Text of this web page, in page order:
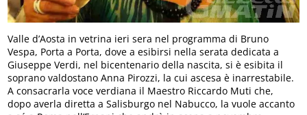
Valle d’Aosta in vetrina ieri sera nel programma di Bruno
Vespa, Porta a Porta, dove a esibirsi nella serata dedicata a
Giuseppe Verdi, nel bicentenario della nascita, si è esibita il
soprano valdostano Anna Pirozzi, la cui ascesa è inarrestabile.
A consacrarla voce verdiana il Maestro Riccardo Muti che,
dopo averla diretta a Salisburgo nel Nabucco, la vuole accanto